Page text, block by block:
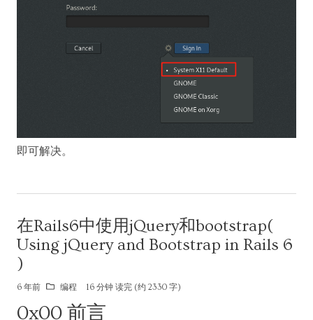
即可解决。
在Rails6中使用jQuery和bootstrap(
Using jQuery and Bootstrap in Rails 6
)
6 年前 编程 16 分钟 读完 (约 2330 字)
0x00 前言